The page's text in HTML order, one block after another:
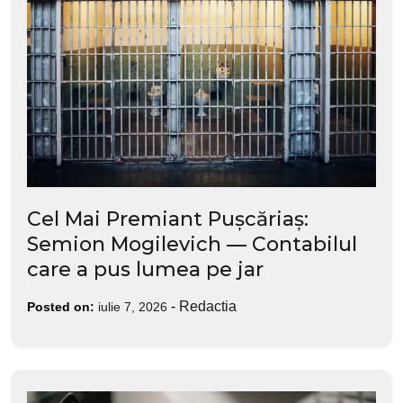
Cel Mai Premiant Pușcăriaș:
Semion Mogilevich — Contabilul
care a pus lumea pe jar
Posted on: iulie 7, 2026 - Redactia